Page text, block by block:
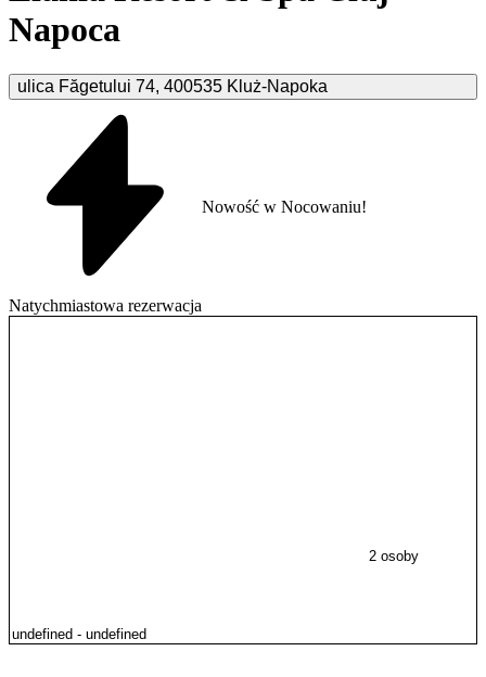
Napoca
ulica Făgetului 74, 400535 Kluż-Napoka
Natychmiastowa rezerwacja
Nowość w Nocowaniu!
2 osoby